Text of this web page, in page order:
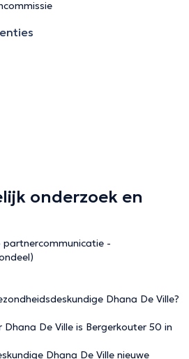
onderzoek en
-
Dhana De Ville?
De Ville is Bergerkouter 50 in
Dhana De Ville nieuwe